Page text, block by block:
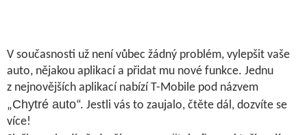
V současnosti už není vůbec žádný problém, vylepšit vaše
auto, nějakou aplikací a přidat mu nové funkce. Jednu
z nejnovějších aplikací nabízí T-Mobile pod názvem
„Chytré auto“. Jestli vás to zaujalo, čtěte dál, dozvíte se
více!